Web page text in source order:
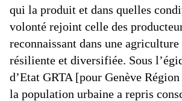
qui la produit et dans quelles
volonté rejoint celle des
reconnaissant dans une
résiliente et diversifiée. Sous
d’Etat GRTA [pour Genève
la population urbaine a repris